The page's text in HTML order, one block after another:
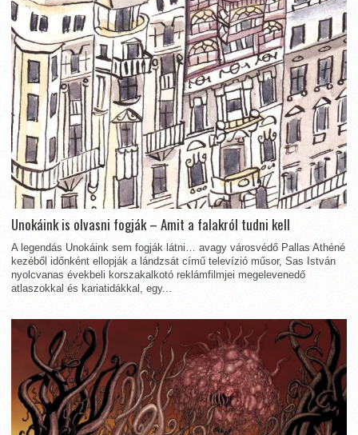
Unokáink is olvasni fogják – Amit a falakról tudni kell
A legendás Unokáink sem fogják látni… avagy városvédő Pallas Athéné
kezéből időnként ellopják a lándzsát című televízió műsor, Sas István
nyolcvanas évekbeli korszakalkotó reklámfilmjei megelevenedő
atlaszokkal és kariatidákkal, egy...